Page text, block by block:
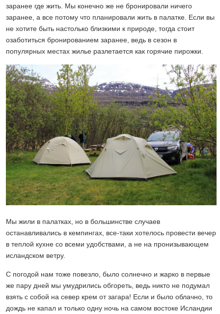
заранее где жить. Мы конечно же не бронировали ничего
заранее, а все потому что планировали жить в палатке. Если вы
не хотите быть настолько близкими к природе, тогда стоит
озаботиться бронированием заранее, ведь в сезон в
популярных местах жилье разлетается как горячие пирожки.
Мы жили в палатках, но в большинстве случаев
останавливались в кемпингах, все-таки хотелось провести вечер
в теплой кухне со всеми удобствами, а не на пронизывающем
исландском ветру.
С погодой нам тоже повезло, было солнечно и жарко в первые
же пару дней мы умудрились обгореть, ведь никто не подумал
взять с собой на север крем от загара! Если и было облачно, то
дождь не капал и только одну ночь на самом востоке Исландии